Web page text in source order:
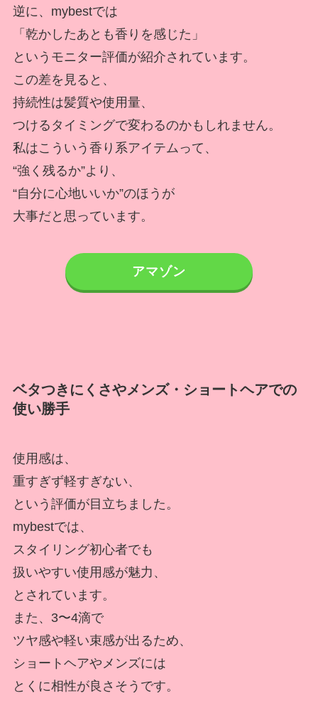
逆に、mybestでは
「乾かしたあとも香りを感じた」
というモニター評価が紹介されています。
この差を見ると、
持続性は髪質や使用量、
つけるタイミングで変わるのかもしれません。
私はこういう香り系アイテムって、
“強く残るか”より、
“自分に心地いいか”のほうが
大事だと思っています。
アマゾン
ベタつきにくさやメンズ・ショートヘアでの
使い勝手
使用感は、
重すぎず軽すぎない、
という評価が目立ちました。
mybestでは、
スタイリング初心者でも
扱いやすい使用感が魅力、
とされています。
また、3〜4滴で
ツヤ感や軽い束感が出るため、
ショートヘアやメンズには
とくに相性が良さそうです。